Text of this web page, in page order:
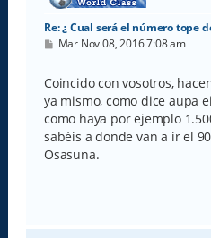
Re: ¿ Cual será el número tope
M
s
a
j
e
Mar Nov 08, 2016 7:08 am
Coincido con vosotros,
ya mismo, como dice aupa
como haya por ejemplo
sabéis a donde van a ir el
Osasuna.